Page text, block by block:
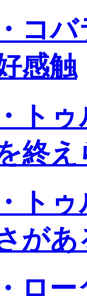
コ
感触
ト
終え
ト
があ
ロ